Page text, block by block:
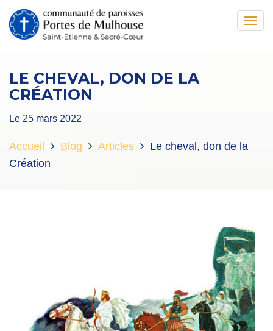
LE CHEVAL, DON DE LA
CRÉATION
Le 25 mars 2022
Accueil Blog Articles
Le cheval, don de la
Création